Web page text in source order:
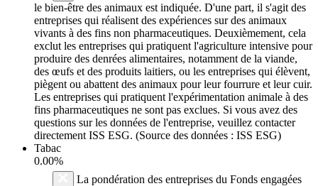
le bien-être des animaux est indiquée. D'une part, il s'agit des
entreprises qui réalisent des expériences sur des animaux
vivants à des fins non pharmaceutiques. Deuxièmement, cela
exclut les entreprises qui pratiquent l'agriculture intensive pour
produire des denrées alimentaires, notamment de la viande,
des œufs et des produits laitiers, ou les entreprises qui élèvent,
piègent ou abattent des animaux pour leur fourrure et leur cuir.
Les entreprises qui pratiquent l'expérimentation animale à des
fins pharmaceutiques ne sont pas exclues. Si vous avez des
questions sur les données de l'entreprise, veuillez contacter
directement ISS ESG. (Source des données : ISS ESG)
Tabac
0.00%
La pondération des entreprises du Fonds engagées